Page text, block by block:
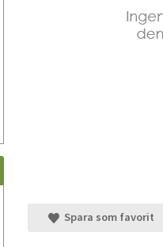
Spara som favorit